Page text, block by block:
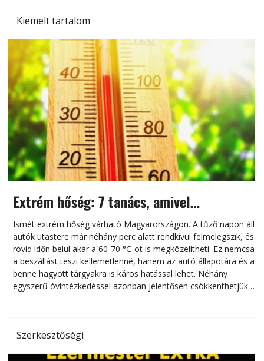
Kiemelt tartalom
Extrém hőség: 7 tanács, amivel
megóvhatjuk autónkat a nyári károktól
Ismét extrém hőség várható Magyarországon. A tűző napon álló
autók utastere már néhány perc alatt rendkívül felmelegszik, és
rövid időn belül akár a 60-70 °C-ot is megközelítheti. Ez nemcsak
a beszállást teszi kellemetlenné, hanem az autó állapotára és a
benne hagyott tárgyakra is káros hatással lehet. Néhány
egyszerű óvintézkedéssel azonban jelentősen csökkenthetjük a
Szerkesztőségi